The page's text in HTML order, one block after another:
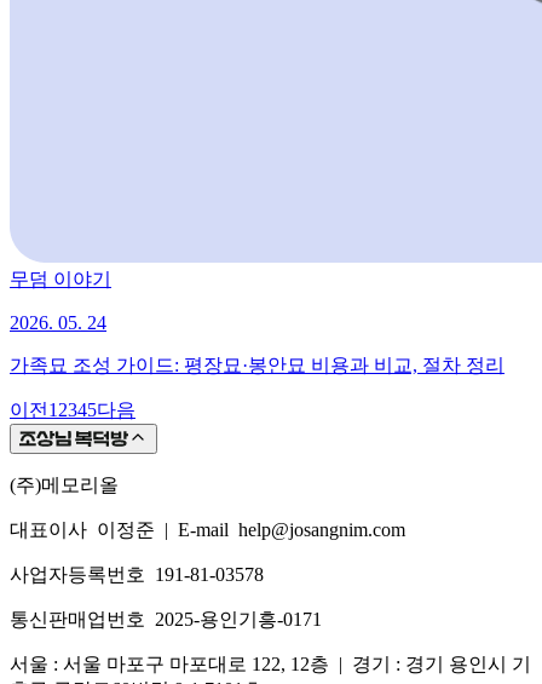
무덤 이야기
2026. 05. 24
가족묘 조성 가이드: 평장묘·봉안묘 비용과 비교, 절차 정리
이전 1 2345다음
(주)메모리올
대표이사 이정준 | E-mail help@josangnim.com
사업자등록번호 191-81-03578
통신판매업번호 2025-용인기흥-0171
서울 : 서울 마포구 마포대로 122, 12층 | 경기 : 경기 용인시 기